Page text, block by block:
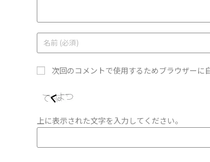
次回のコメントで使用するためブラウザーに
上に表示された文字を入力してください。